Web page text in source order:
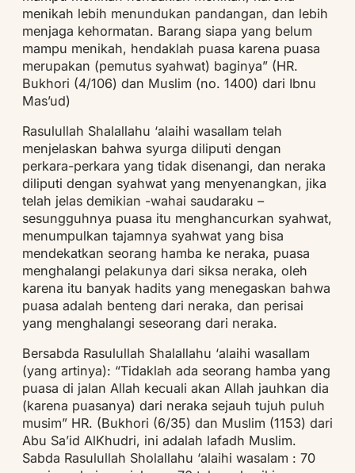
menikah lebih menundukan pandangan, dan lebih
menjaga kehormatan. Barang siapa yang belum
mampu menikah, hendaklah puasa karena puasa
merupakan (pemutus syahwat) baginya” (HR.
Bukhori (4/106) dan Muslim (no. 1400) dari Ibnu
Mas’ud)
Rasulullah Shalallahu ‘alaihi wasallam telah
menjelaskan bahwa syurga diliputi dengan
perkara-perkara yang tidak disenangi, dan neraka
diliputi dengan syahwat yang menyenangkan, jika
telah jelas demikian -wahai saudaraku –
sesungguhnya puasa itu menghancurkan syahwat,
menumpulkan tajamnya syahwat yang bisa
mendekatkan seorang hamba ke neraka, puasa
menghalangi pelakunya dari siksa neraka, oleh
karena itu banyak hadits yang menegaskan bahwa
puasa adalah benteng dari neraka, dan perisai
yang menghalangi seseorang dari neraka.
Bersabda Rasulullah Shalallahu ‘alaihi wasallam
(yang artinya): “Tidaklah ada seorang hamba yang
puasa di jalan Allah kecuali akan Allah jauhkan dia
(karena puasanya) dari neraka sejauh tujuh puluh
musim” HR. (Bukhori (6/35) dan Muslim (1153) dari
Abu Sa’id AlKhudri, ini adalah lafadh Muslim.
Sabda Rasulullah Sholallahu ‘alaihi wasalam : 70